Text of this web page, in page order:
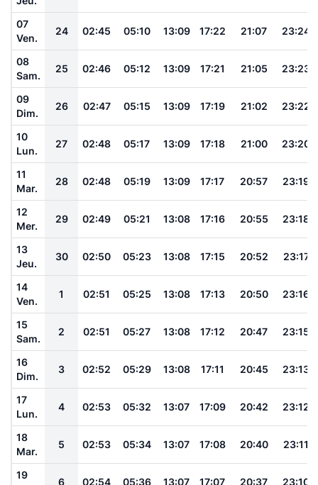
07
Ven.
24 02:45 05:10 13:09 17:22 21:07 23:24
08
Sam.
25 02:46 05:12 13:09 17:21 21:05 23:23
09
Dim.
26 02:47 05:15 13:09 17:19 21:02 23:22
10
Lun.
27 02:48 05:17 13:09 17:18 21:00 23:20
11
Mar.
28 02:48 05:19 13:09 17:17 20:57 23:19
12
Mer.
29 02:49 05:21 13:08 17:16 20:55 23:18
13
Jeu.
30 02:50 05:23 13:08 17:15 20:52 23:17
14
Ven.
1 02:51 05:25 13:08 17:13 20:50 23:16
15
Sam.
2 02:51 05:27 13:08 17:12 20:47 23:15
16
Dim.
3 02:52 05:29 13:08 17:11 20:45 23:13
17
Lun.
4 02:53 05:32 13:07 17:09 20:42 23:12
18
Mar.
5 02:53 05:34 13:07 17:08 20:40 23:11
19
6 02:54 05:36 13:07 17:07 20:37 23:10